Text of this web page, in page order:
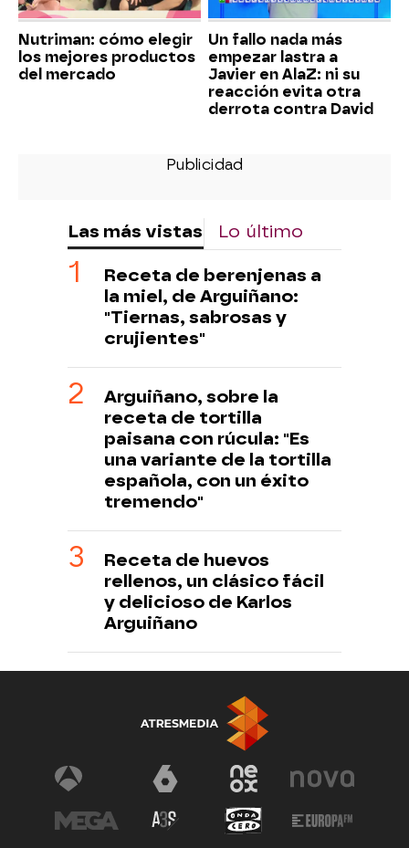
Nutriman: cómo elegir
los mejores productos
del mercado
Un fallo nada más
empezar lastra a
Javier en AlaZ: ni su
reacción evita otra
derrota contra David
Las más vistas Lo último
Receta de berenjenas a
la miel, de Arguiñano:
"Tiernas, sabrosas y
crujientes"
Arguiñano, sobre la
receta de tortilla
paisana con rúcula: "Es
una variante de la tortilla
española, con un éxito
tremendo"
Receta de huevos
rellenos, un clásico fácil
y delicioso de Karlos
Arguiñano